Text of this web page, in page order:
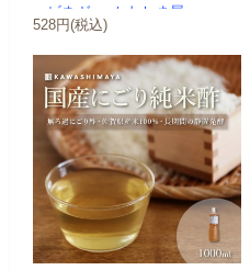
ービネガー -かわしま屋-
528円(税込)